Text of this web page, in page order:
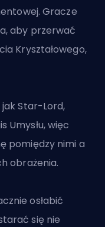
Gracze
aby przerwać
Kryształowego,
Star-Lord,
Umysłu, więc
pomiędzy nimi a
obrażenia.
osłabić
się nie